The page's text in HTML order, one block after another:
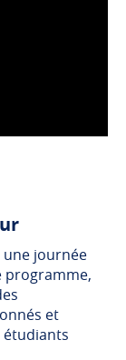
journée
programme,
et
étudiants